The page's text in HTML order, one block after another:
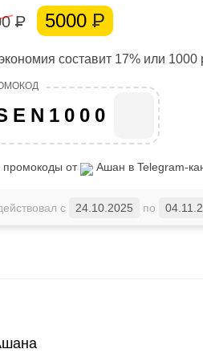
Р 5000 Р
составит 17% или 1000
от Ашан в Telegram-
с 24.10.2025 по